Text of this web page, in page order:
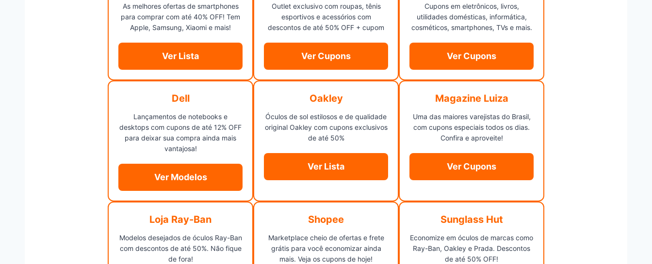
As melhores ofertas de smartphones
para comprar com até 40% OFF! Tem
Apple, Samsung, Xiaomi e mais!
Ver Lista
Outlet exclusivo com roupas, tênis
esportivos e acessórios com
descontos de até 50% OFF + cupom
Ver Cupons
Cupons em eletrônicos, livros,
utilidades domésticas, informática,
cosméticos, smartphones, TVs e mais.
Ver Cupons
Dell
Lançamentos de notebooks e
desktops com cupons de até 12% OFF
para deixar sua compra ainda mais
vantajosa!
Ver Modelos
Oakley
Óculos de sol estilosos e de qualidade
original Oakley com cupons exclusivos
de até 50%
Ver Lista
Magazine Luiza
Uma das maiores varejistas do Brasil,
com cupons especiais todos os dias.
Confira e aproveite!
Ver Cupons
Loja Ray-Ban
Modelos desejados de óculos Ray-Ban
com descontos de até 50%. Não fique
de fora!
Shopee
Marketplace cheio de ofertas e frete
grátis para você economizar ainda
mais. Veja os cupons de hoje!
Sunglass Hut
Economize em óculos de marcas como
Ray-Ban, Oakley e Prada. Descontos
de até 50% OFF!